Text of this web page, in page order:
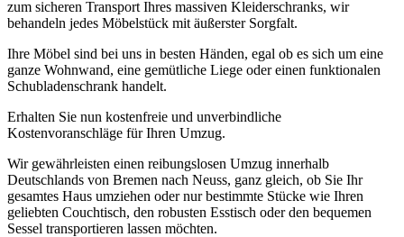
zum sicheren Transport Ihres massiven Kleiderschranks, wir
behandeln jedes Möbelstück mit äußerster Sorgfalt.
Ihre Möbel sind bei uns in besten Händen, egal ob es sich um eine
ganze Wohnwand, eine gemütliche Liege oder einen funktionalen
Schubladenschrank handelt.
Erhalten Sie nun kostenfreie und unverbindliche
Kostenvoranschläge für Ihren Umzug.
Wir gewährleisten einen reibungslosen Umzug innerhalb
Deutschlands von Bremen nach Neuss, ganz gleich, ob Sie Ihr
gesamtes Haus umziehen oder nur bestimmte Stücke wie Ihren
geliebten Couchtisch, den robusten Esstisch oder den bequemen
Sessel transportieren lassen möchten.